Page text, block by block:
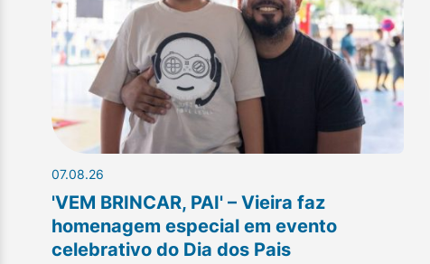
07.08.26
'VEM BRINCAR, PAI' – Vieira faz
homenagem especial em evento
celebrativo do Dia dos Pais